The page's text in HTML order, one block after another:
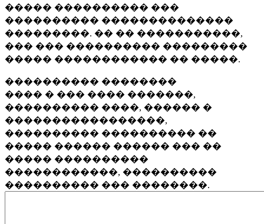
����� ���������� ���
���������� ��������������
���������. �� �� �����������,
��� ��� ���������� ���������
����� ������������ �� �����.
���������� ��������
���� � ��� ���� �������,
���������� ����, ������ �
�����������������,
���������� ���������� ��
����� ������ ������ ��� ��
����� ����������
������������, ����������
���������� ��� ��������.